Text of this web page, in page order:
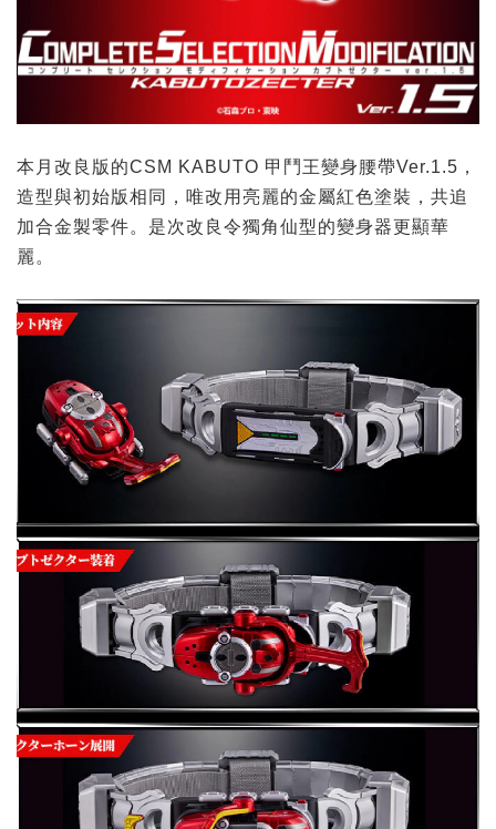
本月改良版的CSM KABUTO 甲鬥王變身腰帶Ver.1.5，
造型與初始版相同，唯改用亮麗的金屬紅色塗裝，共追
加合金製零件。是次改良令獨角仙型的變身器更顯華
麗。